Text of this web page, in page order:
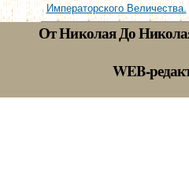
Императорского Величества.
От Николая До
WEB-